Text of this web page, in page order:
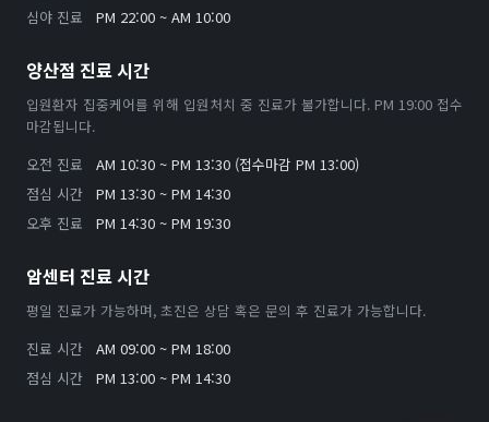
심야 진료
PM 22:00 ~ AM 10:00
양산점 진료 시간
입원환자 집중케어를 위해 입원처치 중 진료가 불가합니다. PM 19:00 접수
마감됩니다.
오전 진료
AM 10:30 ~ PM 13:30 (접수마감 PM 13:00)
점심 시간
PM 13:30 ~ PM 14:30
오후 진료
PM 14:30 ~ PM 19:30
암센터 진료 시간
평일 진료가 가능하며, 초진은 상담 혹은 문의 후 진료가 가능합니다.
진료 시간
AM 09:00 ~ PM 18:00
점심 시간
PM 13:00 ~ PM 14:30